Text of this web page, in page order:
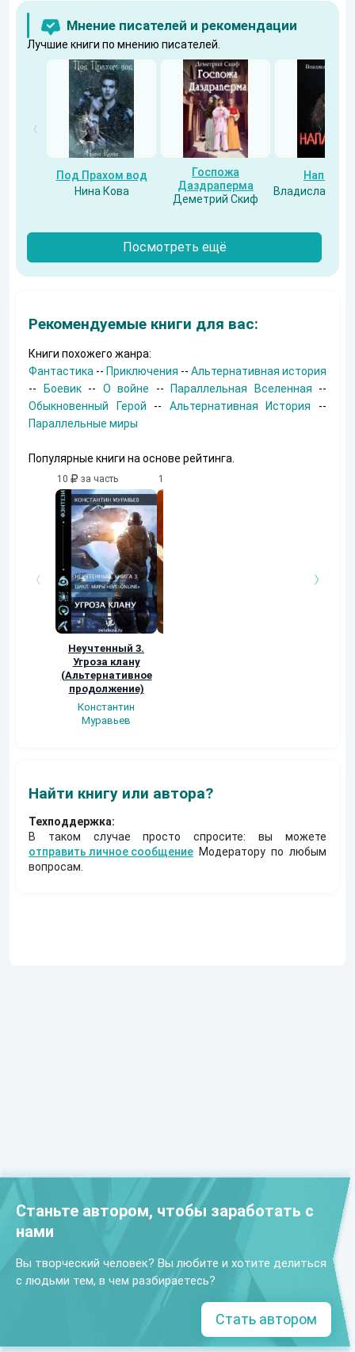
Мнение писателей и рекомендации
Лучшие книги по мнению писателей.
Под Прахом вод
Нина Кова
Госпожа
Даздраперма
Деметрий Скиф
Напарник
Владислав
Посмотреть ещё
Рекомендуемые книги для вас:
Книги похожего жанра:
Фантастика -- Приключения -- Альтернативная история
--
Боевик-- О войне -- Параллельная Вселенная --
Обыкновенный Герой -- Альтернативная История --
Параллельные миры
Популярные книги на основе рейтинга.
10 за часть
Неучтенный 3.
Угроза клану
(Альтернативное
продолжение)
Константин
Муравьев
10
Найти книгу или автора?
Техподдержка:
В таком случае просто спросите: вы можете
отправить личное сообщение Модератору по любым
вопросам.
Станьте автором, чтобы заработать с
нами
Вы творческий человек? Вы любите и хотите делиться
с людьми тем, в чем разбираетесь?
Стать автором